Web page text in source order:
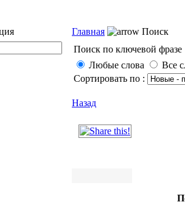
Главная
Поиск
Поиск по ключевой фразе
Любые слова
Все
Сортировать по :
Назад